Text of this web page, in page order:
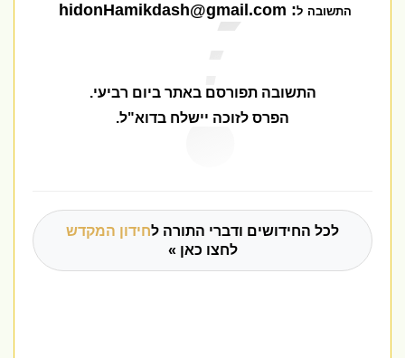
התשובה ל:
hidonHamikdash@gmail.com
התשובה תפורסם באתר ביום רביעי.
הפרס לזוכה יישלח בדוא"ל.
לכל החידושים ודברי התורה לחידון המקדש
לחצו כאן »